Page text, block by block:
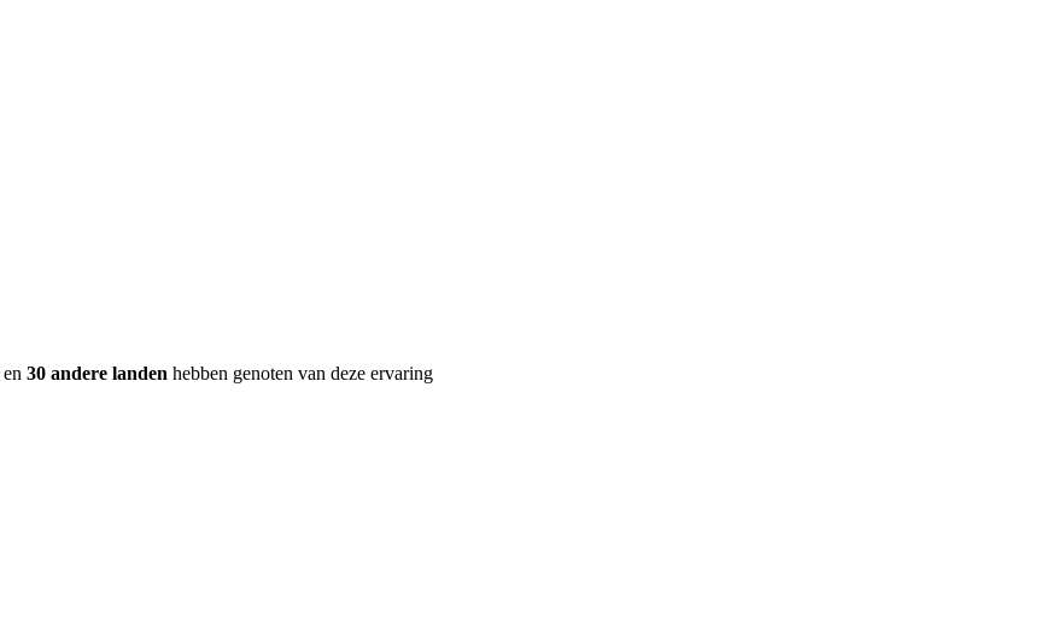
en 30 andere landen hebben genoten van deze ervaring